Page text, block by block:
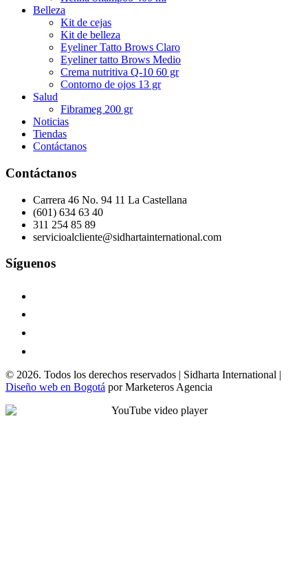
Belleza
Kit de cejas
Kit de belleza
Eyeliner Tatto Brows Claro
Eyeliner tatto Brows Medio
Crema nutritiva Q-10 60 gr
Contorno de ojos 13 gr
Salud
Fibrameg 200 gr
Noticias
Tiendas
Contáctanos
Contáctanos
Carrera 46 No. 94 11 La Castellana
(601) 634 63 40
311 254 85 89
servicioalcliente@sidhartainternational.com
Síguenos
© 2026. Todos los derechos reservados | Sidharta International |
Diseño web en Bogotá por Marketeros Agencia